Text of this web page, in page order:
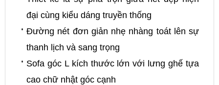
đại cùng kiểu dáng truyền thống
Đường nét đơn giản nhẹ nhàng toát lên sự
thanh lịch và sang trọng
Sofa góc L kích thước lớn với lưng ghế tựa
cao chữ nhật góc cạnh